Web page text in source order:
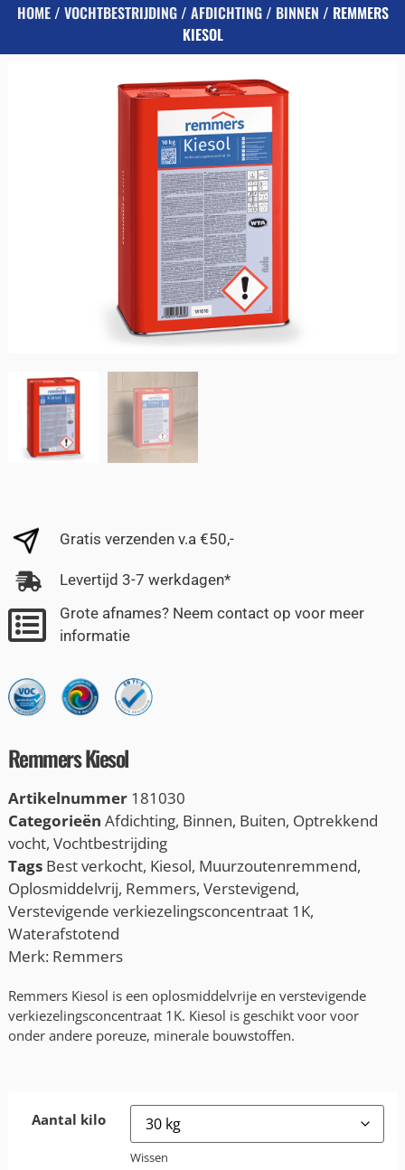
HOME/ VOCHTBESTRIJDING/ AFDICHTING/ BINNEN / REMMERS
KIESOL
Gratis verzenden v.a €50,-
Levertijd 3-7 werkdagen*
Grote afnames? Neem contact op voor meer
informatie
Remmers Kiesol
Artikelnummer 181030
Categorieën Afdichting, Binnen, Buiten, Optrekkend
vocht, Vochtbestrijding
Tags Best verkocht, Kiesol, Muurzoutenremmend,
Oplosmiddelvrij, Remmers, Verstevigend,
Verstevigende verkiezelingsconcentraat 1K,
Waterafstotend
Merk: Remmers
Remmers Kiesol is een oplosmiddelvrije en verstevigende
verkiezelingsconcentraat 1K. Kiesol is geschikt voor voor
onder andere poreuze, minerale bouwstoffen.
Aantal kilo
Wissen